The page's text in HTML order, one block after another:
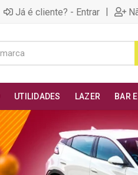
Já é cliente? - Entrar |
UTILIDADES LAZER BAR